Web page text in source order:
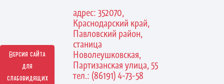
Версия сайта
для
слабовидящих
адрес: 352070,
Краснодарский край,
Павловский район,
станица
Новолеушковская,
Партизанская улица, 55
тел.: (86191) 4-73-58